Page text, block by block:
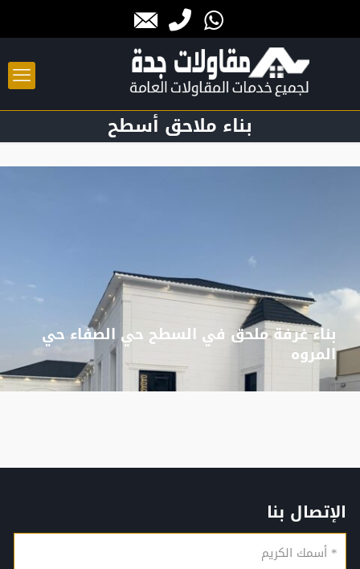
بناء ملاحق أسطح
بناء غرفة ملحق في السطح حي الصفاء حي
المروه
الإتصال بنا